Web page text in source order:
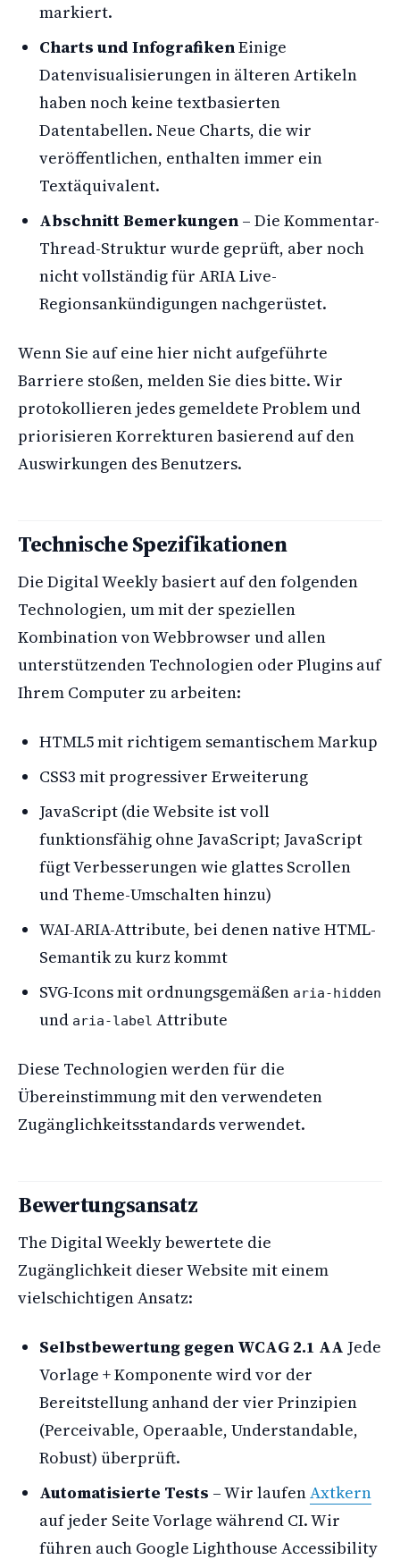
markiert.
Charts und InfografikenEinige
Datenvisualisierungen in älteren Artikeln
haben noch keine textbasierten
Datentabellen. Neue Charts, die wir
veröffentlichen, enthalten immer ein
Textäquivalent.
Abschnitt Bemerkungen – Die Kommentar-
Thread-Struktur wurde geprüft, aber noch
nicht vollständig für ARIA Live-
Regionsankündigungen nachgerüstet.
Wenn Sie auf eine hier nicht aufgeführte
Barriere stoßen, melden Sie dies bitte. Wir
protokollieren jedes gemeldete Problem und
priorisieren Korrekturen basierend auf den
Auswirkungen des Benutzers.
Technische Spezifikationen
Die Digital Weekly basiert auf den folgenden
Technologien, um mit der speziellen
Kombination von Webbrowser und allen
unterstützenden Technologien oder Plugins auf
Ihrem Computer zu arbeiten:
HTML5 mit richtigem semantischem Markup
CSS3 mit progressiver Erweiterung
JavaScript (die Website ist voll
funktionsfähig ohne JavaScript; JavaScript
fügt Verbesserungen wie glattes Scrollen
und Theme-Umschalten hinzu)
WAI-ARIA-Attribute, bei denen native HTML-
Semantik zu kurz kommt
SVG-Icons mit ordnungsgemäßen aria-hidden
und aria-label Attribute
Diese Technologien werden für die
Übereinstimmung mit den verwendeten
Zugänglichkeitsstandards verwendet.
Bewertungsansatz
The Digital Weekly bewertete die
Zugänglichkeit dieser Website mit einem
vielschichtigen Ansatz:
Selbstbewertung gegen WCAG 2.1 AA Jede
Vorlage + Komponente wird vor der
Bereitstellung anhand der vier Prinzipien
(Perceivable, Operaable, Understandable,
Robust) überprüft.
Automatisierte Tests – Wir laufenAxtkern
auf jeder Seite Vorlage während CI. Wir
führen auch Google Lighthouse Accessibility